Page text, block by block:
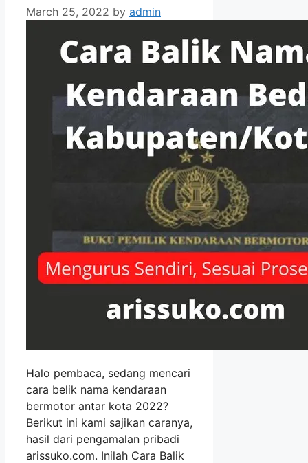
March 25, 2022 by admin
Halo pembaca, sedang mencari
cara belik nama kendaraan
bermotor antar kota 2022?
Berikut ini kami sajikan caranya,
hasil dari pengamalan pribadi
arissuko.com. Inilah Cara Balik